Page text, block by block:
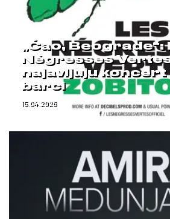
„Ćao, Beograde“:
Négresses
najavljuju koncert
barci
15.04.2026